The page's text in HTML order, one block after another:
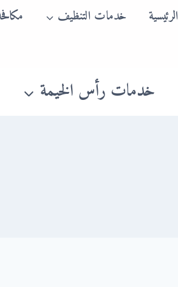
الرئيسية خدمات التنظيف
خدمات رأس الخيمة